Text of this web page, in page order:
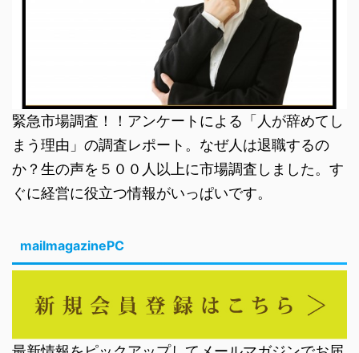
緊急市場調査！！アンケートによる「人が辞めてし
まう理由」の調査レポート。なぜ人は退職するの
か？生の声を５００人以上に市場調査しました。す
ぐに経営に役立つ情報がいっぱいです。
mailmagazinePC